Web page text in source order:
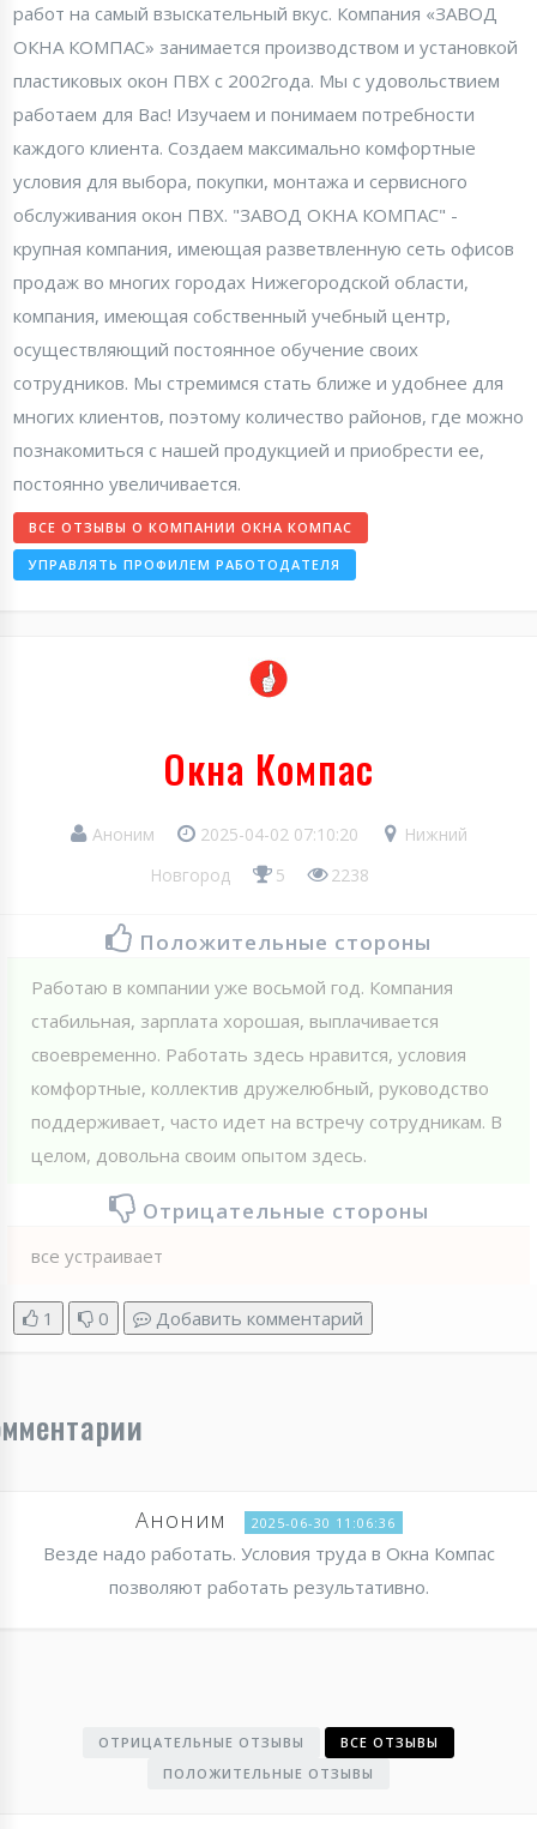
работ на самый взыскательный вкус. Компания «ЗАВОД
ОКНА КОМПАС» занимается производством и установкой
пластиковых окон ПВХ с 2002года. Мы с удовольствием
работаем для Вас! Изучаем и понимаем потребности
каждого клиента. Создаем максимально комфортные
условия для выбора, покупки, монтажа и сервисного
обслуживания окон ПВХ. "ЗАВОД ОКНА КОМПАС" -
крупная компания, имеющая разветвленную сеть офисов
продаж во многих городах Нижегородской области,
компания, имеющая собственный учебный центр,
осуществляющий постоянное обучение своих
сотрудников. Мы стремимся стать ближе и удобнее для
многих клиентов, поэтому количество районов, где можно
познакомиться с нашей продукцией и приобрести ее,
постоянно увеличивается.
ВСЕ ОТЗЫВЫ О КОМПАНИИ ОКНА КОМПАС
УПРАВЛЯТЬ ПРОФИЛЕМ РАБОТОДАТЕЛЯ
Окна Компас
Аноним 2025-04-02 07:10:20
Нижний
Новгород
5 2238
Положительные стороны
Работаю в компании уже восьмой год. Компания
стабильная, зарплата хорошая, выплачивается
своевременно. Работать здесь нравится, условия
комфортные, коллектив дружелюбный, руководство
поддерживает, часто идет на встречу сотрудникам. В
целом, довольна своим опытом здесь.
Отрицательные стороны
все устраивает
1 0 Добавить комментарий
Аноним 2025-06-30 11:06:36
Везде надо работать. Условия труда в Окна Компас
позволяют работать результативно.
ОТРИЦАТЕЛЬНЫЕ ОТЗЫВЫ
ВСЕ ОТЗЫВЫ
ПОЛОЖИТЕЛЬНЫЕ ОТЗЫВЫ